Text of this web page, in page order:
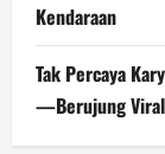
Kendaraan
Tak Percaya
—Berujung Viral